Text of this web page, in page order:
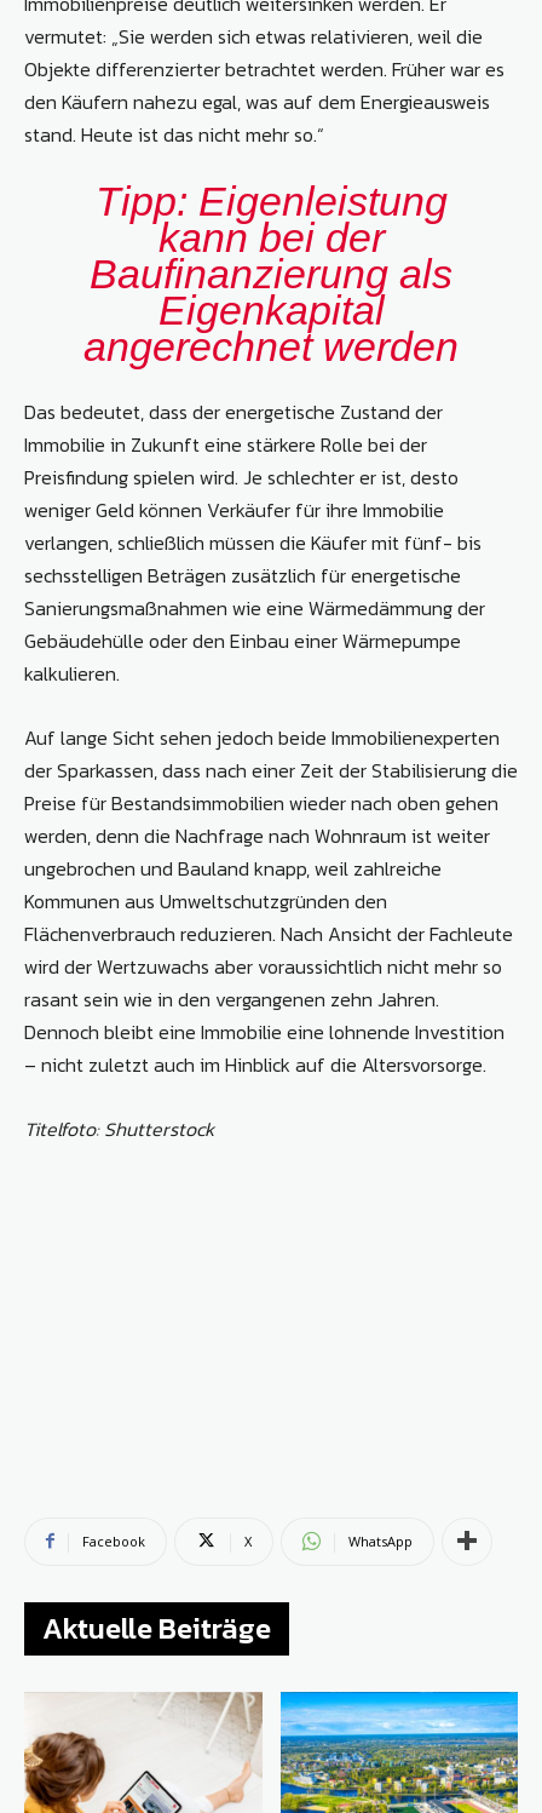
vermutet: „Sie werden sich etwas relativieren, weil die
Objekte differenzierter betrachtet werden. Früher war es
den Käufern nahezu egal, was auf dem Energieausweis
stand. Heute ist das nicht mehr so.“
Tipp: Eigenleistung
kann bei der
Baufinanzierung als
Eigenkapital
angerechnet werden
Das bedeutet, dass der energetische Zustand der
Immobilie in Zukunft eine stärkere Rolle bei der
Preisfindung spielen wird. Je schlechter er ist, desto
weniger Geld können Verkäufer für ihre Immobilie
verlangen, schließlich müssen die Käufer mit fünf- bis
sechsstelligen Beträgen zusätzlich für energetische
Sanierungsmaßnahmen wie eine Wärmedämmung der
Gebäudehülle oder den Einbau einer Wärmepumpe
kalkulieren.
Auf lange Sicht sehen jedoch beide Immobilienexperten
der Sparkassen, dass nach einer Zeit der Stabilisierung die
Preise für Bestandsimmobilien wieder nach oben gehen
werden, denn die Nachfrage nach Wohnraum ist weiter
ungebrochen und Bauland knapp, weil zahlreiche
Kommunen aus Umweltschutzgründen den
Flächenverbrauch reduzieren. Nach Ansicht der Fachleute
wird der Wertzuwachs aber voraussichtlich nicht mehr so
rasant sein wie in den vergangenen zehn Jahren.
Dennoch bleibt eine Immobilie eine lohnende Investition
– nicht zuletzt auch im Hinblick auf die Altersvorsorge.
Titelfoto: Shutterstock
Facebook X WhatsApp
Aktuelle Beiträge